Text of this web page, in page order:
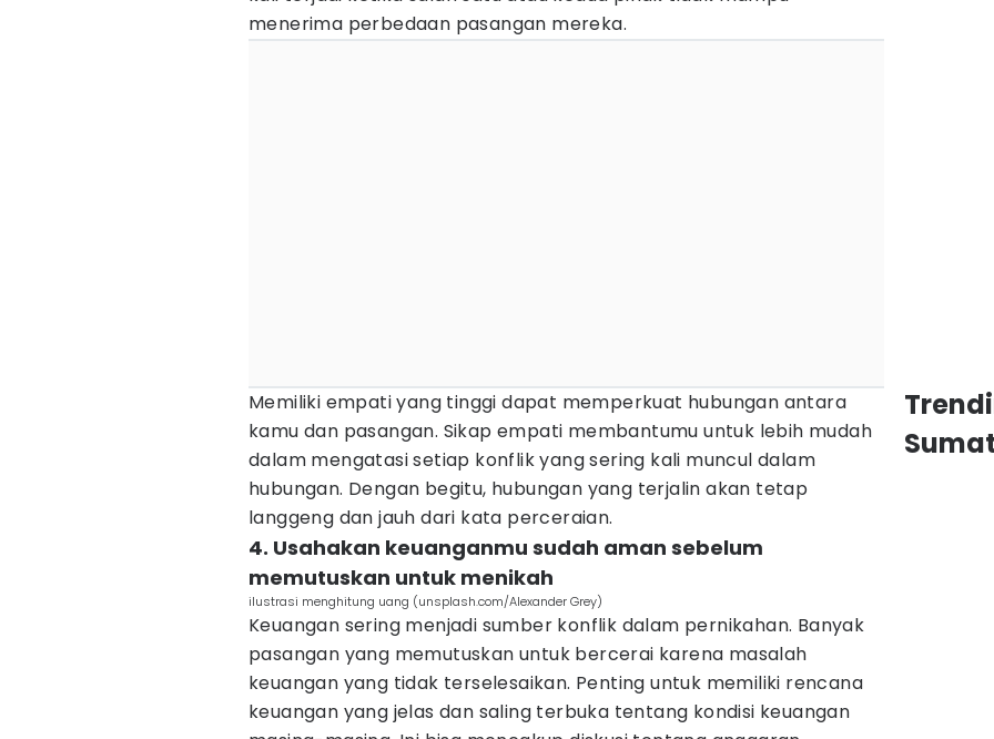
menerima perbedaan pasangan mereka.
Memiliki empati yang tinggi dapat memperkuat hubungan antara
kamu dan pasangan. Sikap empati membantumu untuk lebih mudah
dalam mengatasi setiap konflik yang sering kali muncul dalam
hubungan. Dengan begitu, hubungan yang terjalin akan tetap
langgeng dan jauh dari kata perceraian.
4. Usahakan keuanganmu sudah aman sebelum
memutuskan untuk menikah
ilustrasi menghitung uang (unsplash.com/Alexander Grey)
Keuangan sering menjadi sumber konflik dalam pernikahan. Banyak
pasangan yang memutuskan untuk bercerai karena masalah
keuangan yang tidak terselesaikan. Penting untuk memiliki rencana
keuangan yang jelas dan saling terbuka tentang kondisi keuangan